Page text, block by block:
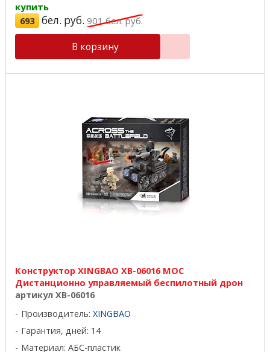
купить
693 бел. руб. 901бел. руб.
В корзину
Конструктор XINGBAO XB-06016 MOC
Дистанционно управляемый беспилотный дрон
артикул XB-06016
Производитель: XINGBAO
Гарантия, дней: 14
Материал: АБС-пластик